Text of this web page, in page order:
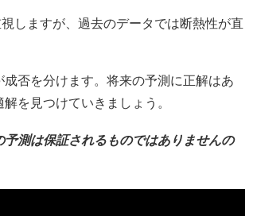
しますが、過去のデータでは断熱性が直
否を分けます。将来の予測に正解はあ
を見つけていきましょう。
測は保証されるものではありませんの